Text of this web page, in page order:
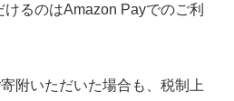
るのはAmazon Payでのご利
附いただいた場合も、税制上